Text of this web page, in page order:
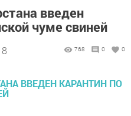
введен
чуме свиней
768 0 0